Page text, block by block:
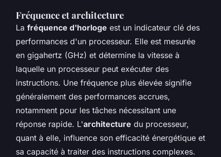
Fréquence et architecture
La fréquence d'horloge est un indicateur clé des
performances d'un processeur. Elle est mesurée
en gigahertz (GHz) et détermine la vitesse à
laquelle un processeur peut exécuter des
instructions. Une fréquence plus élevée signifie
généralement des performances accrues,
notamment pour les tâches nécessitant une
réponse rapide. L'architecture du processeur,
quant à elle, influence son efficacité énergétique et
sa capacité à traiter des instructions complexes.